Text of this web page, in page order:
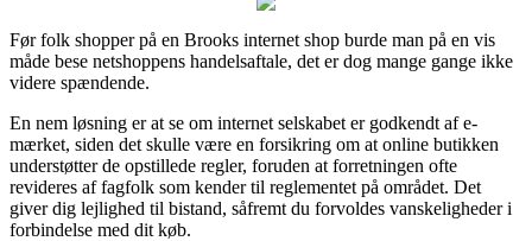
Før folk shopper på en Brooks internet shop burde man på en vis
måde bese netshoppens handelsaftale, det er dog mange gange ikke
videre spændende.
En nem løsning er at se om internet selskabet er godkendt af e-
mærket, siden det skulle være en forsikring om at online butikken
understøtter de opstillede regler, foruden at forretningen ofte
revideres af fagfolk som kender til reglementet på området. Det
giver dig lejlighed til bistand, såfremt du forvoldes vanskeligheder i
forbindelse med dit køb.